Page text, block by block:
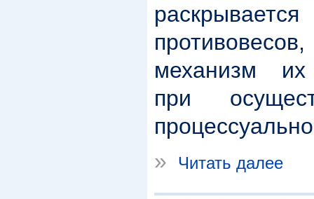
механизм их
при
»
Читать далее